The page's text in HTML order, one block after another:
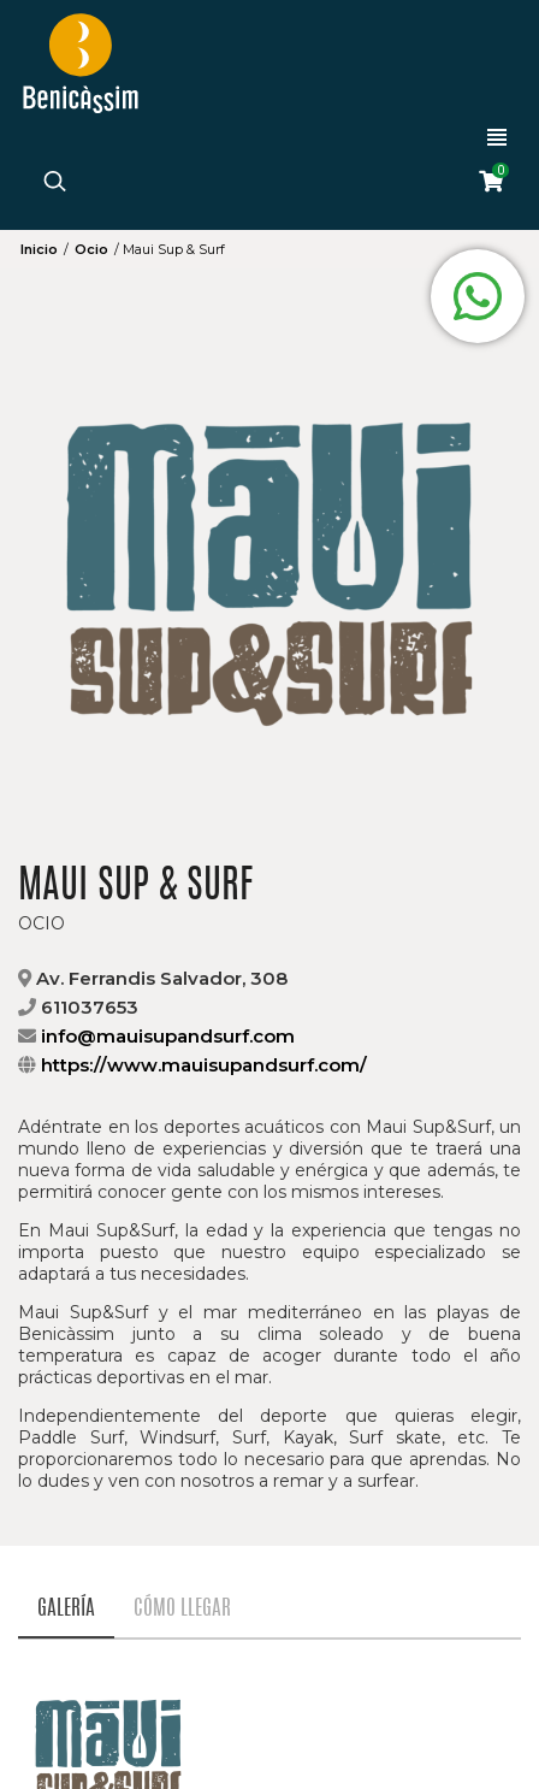
0
Inicio / Ocio / Maui Sup & Surf
MAUI SUP & SURF
OCIO
Av. Ferrandis Salvador, 308
611037653
info@mauisupandsurf.com
https://www.mauisupandsurf.com/
Adéntrate en los deportes acuáticos con Maui Sup&Surf, un
mundo lleno de experiencias y diversión que te traerá una
nueva forma de vida saludable y enérgica y que además, te
permitirá conocer gente con los mismos intereses.
En Maui Sup&Surf, la edad y la experiencia que tengas no
importa puesto que nuestro equipo especializado se
adaptará a tus necesidades.
Maui Sup&Surf y el mar mediterráneo en las playas de
Benicàssim junto a su clima soleado y de buena
temperatura es capaz de acoger durante todo el año
prácticas deportivas en el mar.
Independientemente del deporte que quieras elegir,
Paddle Surf, Windsurf, Surf, Kayak, Surf skate, etc. Te
proporcionaremos todo lo necesario para que aprendas. No
lo dudes y ven con nosotros a remar y a surfear.
GALERÍA CÓMO LLEGAR